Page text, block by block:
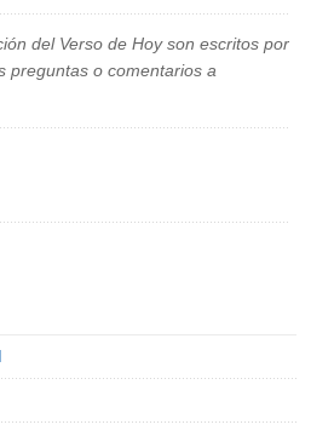
del Verso de Hoy son escritos por
preguntas o comentarios a